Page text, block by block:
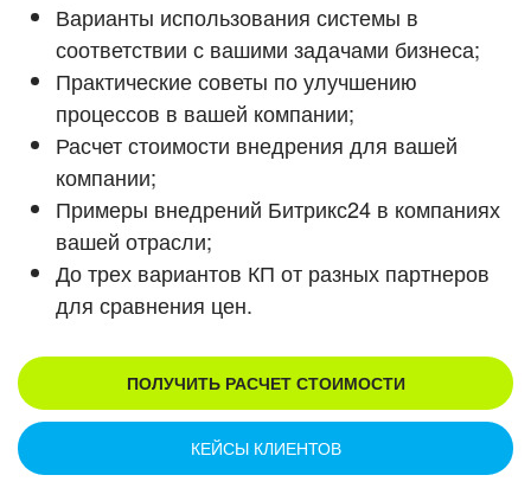
Варианты использования системы в
соответствии с вашими задачами бизнеса;
Практические советы по улучшению
процессов в вашей компании;
Расчет стоимости внедрения для вашей
компании;
Примеры внедрений Битрикс24 в компаниях
вашей отрасли;
До трех вариантов КП от разных партнеров
для сравнения цен.
ПОЛУЧИТЬ РАСЧЕТ СТОИМОСТИ
КЕЙСЫ КЛИЕНТОВ